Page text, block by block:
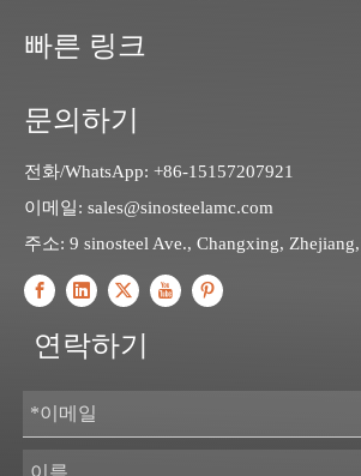
빠른 링크
문의하기
전화/WhatsApp: +86-15157207921
이메일: sales@sinosteelamc.com
주소: 9 sinosteel Ave., Changxing,
연락하기